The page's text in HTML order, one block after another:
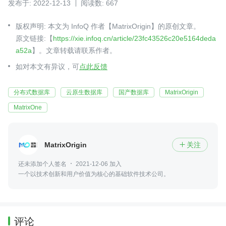
发布于: 2022-12-13 阅读数: 667
版权声明: 本文为 InfoQ 作者【MatrixOrigin】的原创文章。
原文链接:【https://xie.infoq.cn/article/23fc43526c20e5164deda
a52a】。文章转载请联系作者。
如对本文有异议，可点此反馈
分布式数据库 云原生数据库 国产数据库 MatrixOrigin
MatrixOne
MatrixOrigin  关注
还未添加个人签名
2021-12-06 加入
一个以技术创新和用户价值为核心的基础软件技术公司。
评论